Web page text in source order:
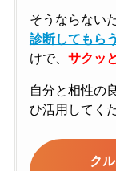
そうならない
診断してもらう
けで、 サクッ
自分と相性の
ひ活用してく
ク